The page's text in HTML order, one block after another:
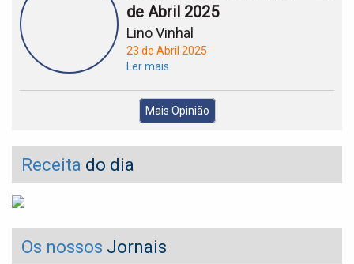
de Abril 2025
Lino Vinhal
23 de Abril 2025
Ler mais
Mais Opinião
Receita do dia
Os nossos Jornais